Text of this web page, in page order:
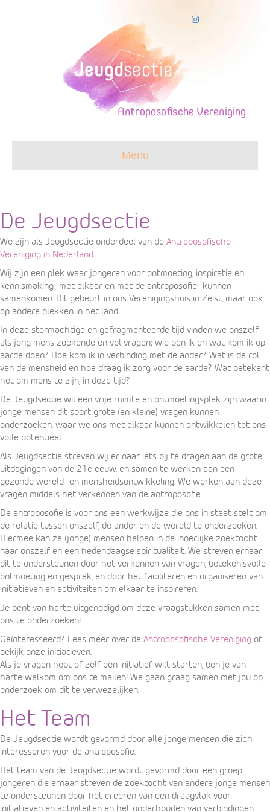
Instagram
Menu
De Jeugdsectie
We zijn als Jeugdsectie onderdeel van de Antroposofische
Vereniging in Nederland.
Wij zijn een plek waar jongeren voor ontmoeting, inspiratie en
kennismaking -met elkaar en met de antroposofie- kunnen
samenkomen. Dit gebeurt in ons Verenigingshuis in Zeist, maar ook
op andere plekken in het land.
In deze stormachtige en gefragmenteerde tijd vinden we onszelf
als jong mens zoekende en vol vragen; wie ben ik en wat kom ik op
aarde doen? Hoe kom ik in verbinding met de ander? Wat is de rol
van de mensheid en hoe draag ik zorg voor de aarde? Wat betekent
het om mens te zijn, in deze tijd?
De Jeugdsectie wil een vrije ruimte en ontmoetingsplek zijn waarin
jonge mensen dit soort grote (en kleine) vragen kunnen
onderzoeken, waar we ons met elkaar kunnen ontwikkelen tot ons
volle potentieel.
Als Jeugdsectie streven wij er naar iets bij te dragen aan de grote
uitdagingen van de 21e eeuw, en samen te werken aan een
gezonde wereld- en mensheidsontwikkeling. We werken aan deze
vragen middels het verkennen van de antroposofie.
De antroposofie is voor ons een werkwijze die ons in staat stelt om
de relatie tussen onszelf, de ander en de wereld te onderzoeken.
Hiermee kan ze (jonge) mensen helpen in de innerlijke zoektocht
naar onszelf en een hedendaagse spiritualiteit. We streven ernaar
dit te ondersteunen door het verkennen van vragen, betekenisvolle
ontmoeting en gesprek, en door het faciliteren en organiseren van
initiatieven en activiteiten om elkaar te inspireren.
Je bent van harte uitgenodigd om deze vraagstukken samen met
ons te onderzoeken!
Geïnteresseerd? Lees meer over de Antroposofische Vereniging of
bekijk onze initiatieven.
Als je vragen hebt of zelf een initiatief wilt starten, ben je van
harte welkom om ons te mailen! We gaan graag samen met jou op
onderzoek om dit te verwezelijken.
Het Team
De Jeugdsectie wordt gevormd door alle jonge mensen die zich
interesseren voor de antroposofie.
Het team van de Jeugdsectie wordt gevormd door een groep
jongeren die ernaar streven de zoektocht van andere jonge mensen
te ondersteunen door het creëren van een draagvlak voor
initiatieven en activiteiten en het onderhouden van verbindingen